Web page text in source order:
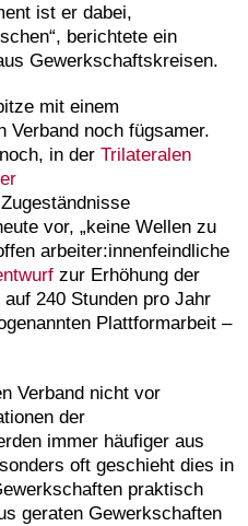
ist er dabei,
berichtete ein
Gewerkschaftskreisen.
mit einem
Verband noch fügsamer.
in derTrilateralen
Zugeständnisse
vor, „keine Wellen zu
arbeiter:innenfeindliche
zur Erhöhung der
240 Stunden pro Jahr
Plattformarbeit –
Verband nicht vor
der
immer häufiger aus
oft geschieht dies in
praktisch
geraten Gewerkschaften